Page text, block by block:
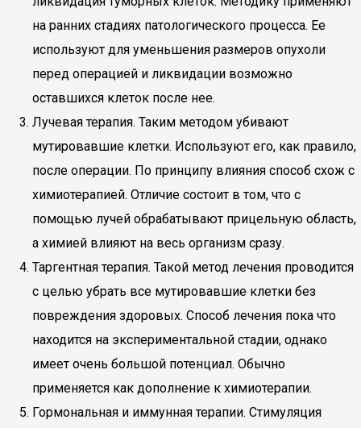
на ранних стадиях патологического процесса. Ее
используют для уменьшения размеров опухоли
перед операцией и ликвидации возможно
оставшихся клеток после нее.
Лучевая терапия. Таким методом убивают
мутировавшие клетки. Используют его, как правило,
после операции. По принципу влияния способ схож с
химиотерапией. Отличие состоит в том, что с
помощью лучей обрабатывают прицельную область,
а химией влияют на весь организм сразу.
Таргентная терапия. Такой метод лечения проводится
с целью убрать все мутировавшие клетки без
повреждения здоровых. Способ лечения пока что
находится на экспериментальной стадии, однако
имеет очень большой потенциал. Обычно
применяется как дополнение к химиотерапии.
Гормональная и иммунная терапии. Стимуляция